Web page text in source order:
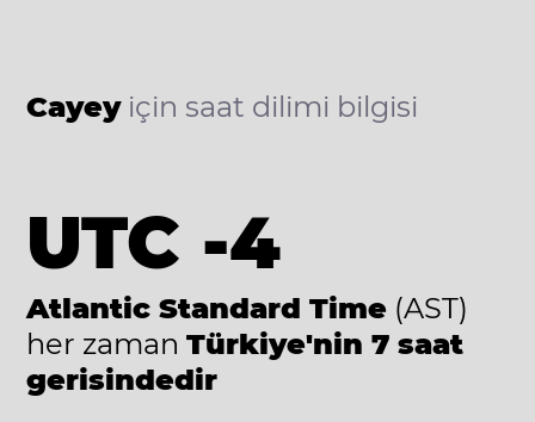
Cayeyiçin saat dilimi bilgisi
UTC -4
Atlantic Standard Time (AST)
her zaman Türkiye'nin 7 saat
gerisindedir